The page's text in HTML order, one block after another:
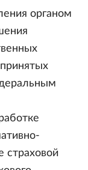
органом
страховой